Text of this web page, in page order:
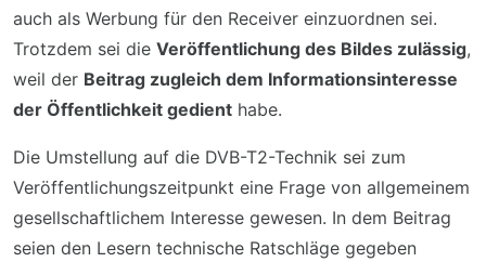
auch als Werbung für den Receiver einzuordnen sei.
Trotzdem sei die Veröffentlichung des Bildes zulässig,
weil der Beitrag zugleich dem Informationsinteresse
der Öffentlichkeit gedient habe.
Die Umstellung auf die DVB-T2-Technik sei zum
Veröffentlichungszeitpunkt eine Frage von allgemeinem
gesellschaftlichem Interesse gewesen. In dem Beitrag
seien den Lesern technische Ratschläge gegeben